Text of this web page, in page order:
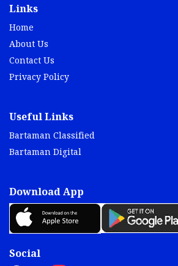
Links
Home
About Us
Contact Us
Privacy Policy
Useful Links
Bartaman Classified
Bartaman Digital
Download App
Social